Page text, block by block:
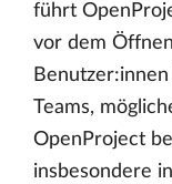
führt
vor dem
Teams,
OpenProject
insbesondere